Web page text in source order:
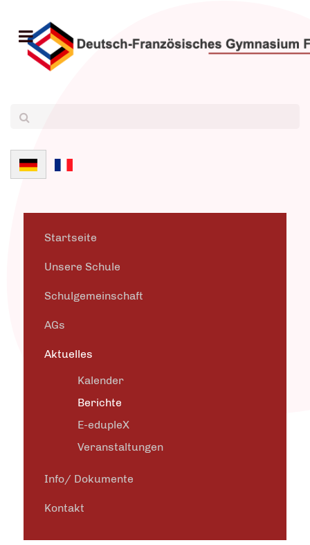
Sprache auswählen
Startseite
Unsere Schule
Schulgemeinschaft
AGs
Aktuelles
Kalender
Berichte
E-edupleX
Veranstaltungen
Info/ Dokumente
Kontakt